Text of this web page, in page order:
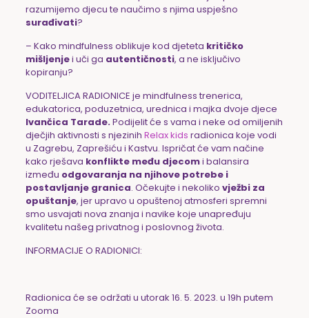
razumijemo djecu te naučimo s njima uspješno
surađivati?
– Kako mindfulness oblikuje kod djeteta kritičko
mišljenjei uči ga autentičnosti, a ne isključivo
kopiranju?
VODITELJICA RADIONICE je mindfulness trenerica,
edukatorica, poduzetnica, urednica i majka dvoje djece
Ivančica Tarade.Podijelit će s vama i neke od omiljenih
dječjih aktivnosti s njezinih Relax kids radionica koje vodi
u Zagrebu, Zaprešiću i Kastvu. Ispričat će vam načine
kako rješava konflikte među djecomi balansira
između odgovaranja na njihove potrebe i
postavljanje granica. Očekujte i nekoliko vježbi za
opuštanje, jer upravo u opuštenoj atmosferi spremni
smo usvajati nova znanja i navike koje unapređuju
kvalitetu našeg privatnog i poslovnog života.
INFORMACIJE O RADIONICI:
Radionica će se održati u utorak 16. 5. 2023. u 19h putem
Zooma